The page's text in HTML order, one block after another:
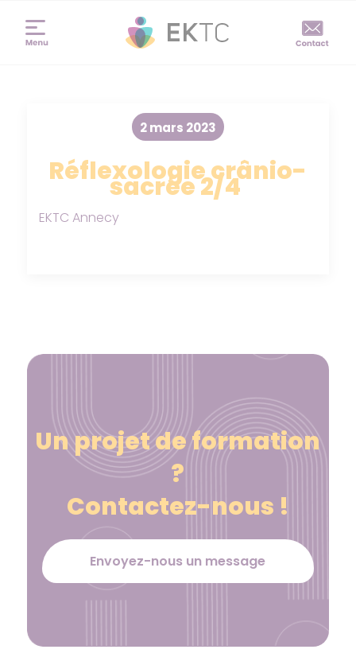
Réflexologie crânio-
sacrée 2/4
2 mars 2023
EKTC Annecy
Un projet de formation
?
Contactez-nous !
Envoyez-nous un message